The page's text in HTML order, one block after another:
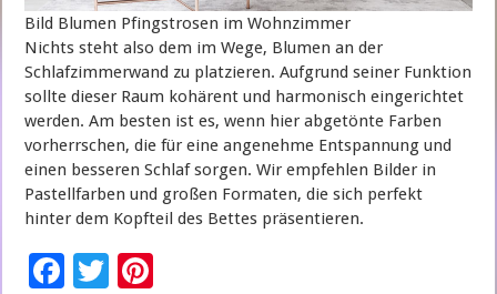
Bild Blumen Pfingstrosen im Wohnzimmer
Nichts steht also dem im Wege, Blumen an der
Schlafzimmerwand zu platzieren. Aufgrund seiner Funktion
sollte dieser Raum kohärent und harmonisch eingerichtet
werden. Am besten ist es, wenn hier abgetönte Farben
vorherrschen, die für eine angenehme Entspannung und
einen besseren Schlaf sorgen. Wir empfehlen Bilder in
Pastellfarben und großen Formaten, die sich perfekt
hinter dem Kopfteil des Bettes präsentieren.
F
T